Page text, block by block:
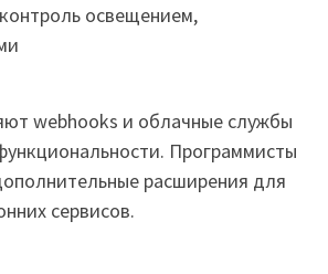
освещением,
webhooks и облачные службы
Программисты
расширения для
сервисов.